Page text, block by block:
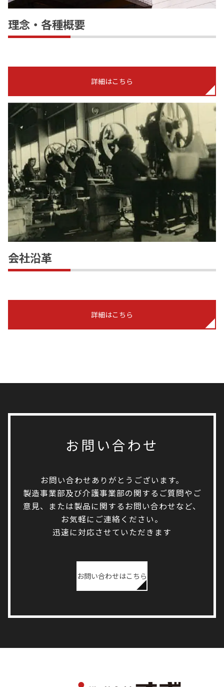
理念・各種概要
詳細はこちら
会社沿革
詳細はこちら
お問い合わせ
お問い合わせありがとうございます。
製造事業部及び介護事業部の関するご質問やご
意見、または製品に関するお問い合わせなど、
お気軽にご連絡ください。
迅速に対応させていただきます
お問い合わせはこちら